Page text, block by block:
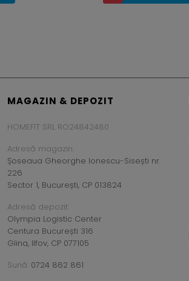
MAGAZIN & DEPOZIT
HOMEFIT SRL RO24842480
Adresă magazin:
Șoseaua Gheorghe Ionescu-Sisești nr.
226
Sector 1, București, CP 013824
Adresă depozit:
Olympia Logistic Center
Centura București 316
Glina, Ilfov, CP 077105
Sună: 0724 862 861